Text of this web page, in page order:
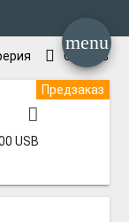
menu
Предзаказ
USB